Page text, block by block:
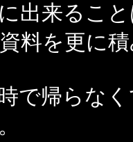
出来るこ
料を更に
で帰らな